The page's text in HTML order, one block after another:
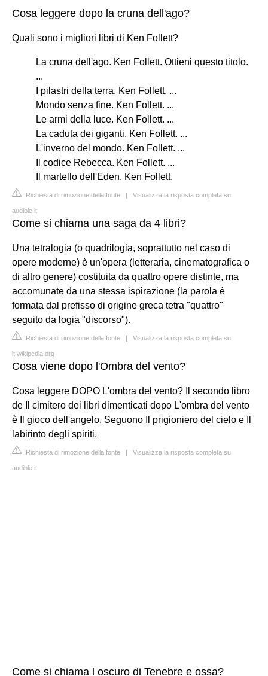
Cosa leggere dopo la cruna dell'ago?
Quali sono i migliori libri di Ken Follett?
La cruna dell'ago. Ken Follett. Ottieni questo titolo.
...
I pilastri della terra. Ken Follett. ...
Mondo senza fine. Ken Follett. ...
Le armi della luce. Ken Follett. ...
La caduta dei giganti. Ken Follett. ...
L'inverno del mondo. Ken Follett. ...
Il codice Rebecca. Ken Follett. ...
Il martello dell'Eden. Ken Follett.
Richiesta di rimozione della fonte | Visualizza la risposta completa su
audible.it
Come si chiama una saga da 4 libri?
Una tetralogia (o quadrilogia, soprattutto nel caso di
opere moderne) è un'opera (letteraria, cinematografica o
di altro genere) costituita da quattro opere distinte, ma
accomunate da una stessa ispirazione (la parola è
formata dal prefisso di origine greca tetra "quattro"
seguito da logia "discorso").
Richiesta di rimozione della fonte | Visualizza la risposta completa su
it.wikipedia.org
Cosa viene dopo l'Ombra del vento?
Cosa leggere DOPO L'ombra del vento? Il secondo libro
de Il cimitero dei libri dimenticati dopo L'ombra del vento
è Il gioco dell'angelo. Seguono Il prigioniero del cielo e Il
labirinto degli spiriti.
Richiesta di rimozione della fonte | Visualizza la risposta completa su
audible.it
Come si chiama l oscuro di Tenebre e ossa?